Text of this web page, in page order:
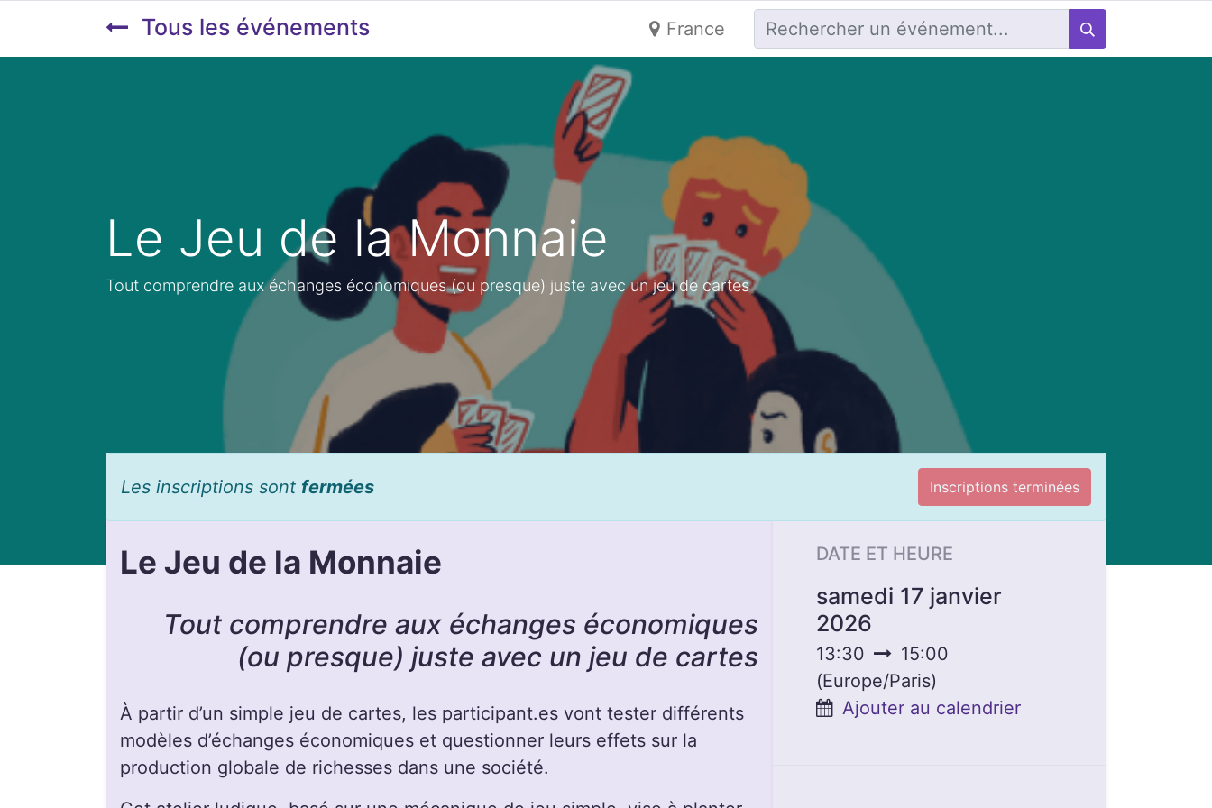
Tous les événements France
Le Jeu de la Monnaie
Tout comprendre aux échanges économiques (ou presque) juste avec un jeu de cartes
Les inscriptions sont fermées Inscriptions terminées
Le Jeu de la Monnaie
Tout comprendre aux échanges économiques
(ou presque) juste avec un jeu de cartes
À partir d’un simple jeu de cartes, les participant.es vont tester différents
modèles d’échanges économiques et questionner leurs effets sur la
production globale de richesses dans une société.
DATE ET HEURE
samedi 17 janvier
2026
13:30
15:00
(Europe/Paris)
Ajouter au calendrier